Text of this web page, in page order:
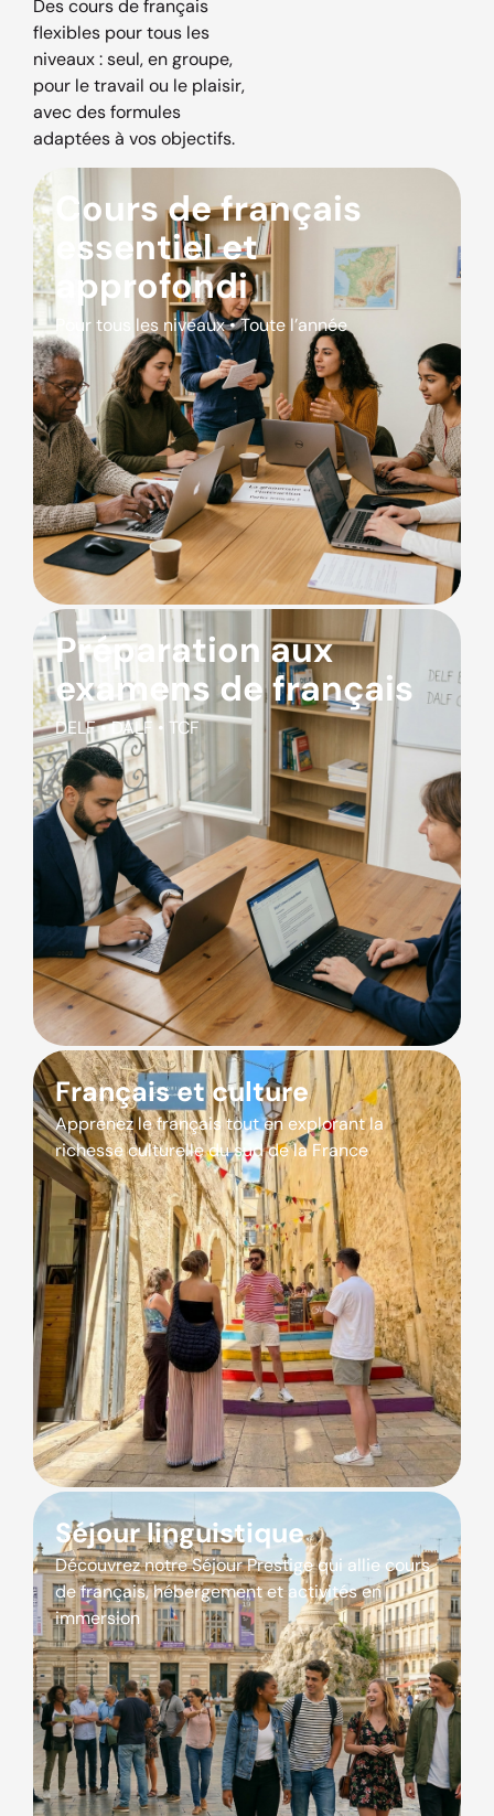
Des cours de français
flexibles pour tous les
niveaux : seul, en groupe,
pour le travail ou le plaisir,
avec des formules
adaptées à vos objectifs.
Cours de français
essentiel et
approfondi
Pour tous les niveaux • Toute l’année
Préparation aux
examens de français
DELF • DALF • TCF
Français et culture
Apprenez le français tout en explorant la
richesse culturelle du sud de la France
Séjour linguistique
Découvrez notre Séjour Prestige qui allie cours
de français, hébergement et activités en
immersion